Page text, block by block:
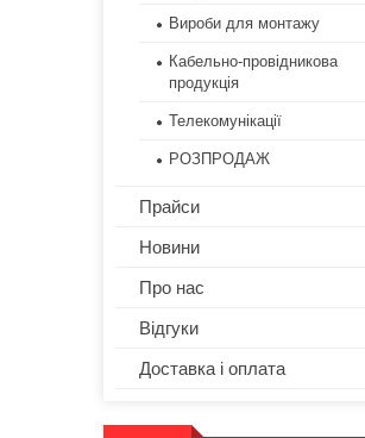
Вироби для монтажу
Кабельно-провідникова
продукція
Телекомунікації
РОЗПРОДАЖ
Прайси
Новини
Про нас
Відгуки
Доставка і оплата